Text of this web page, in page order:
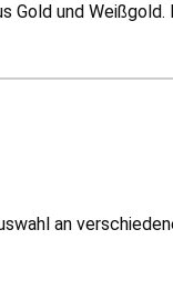
Gold und
an